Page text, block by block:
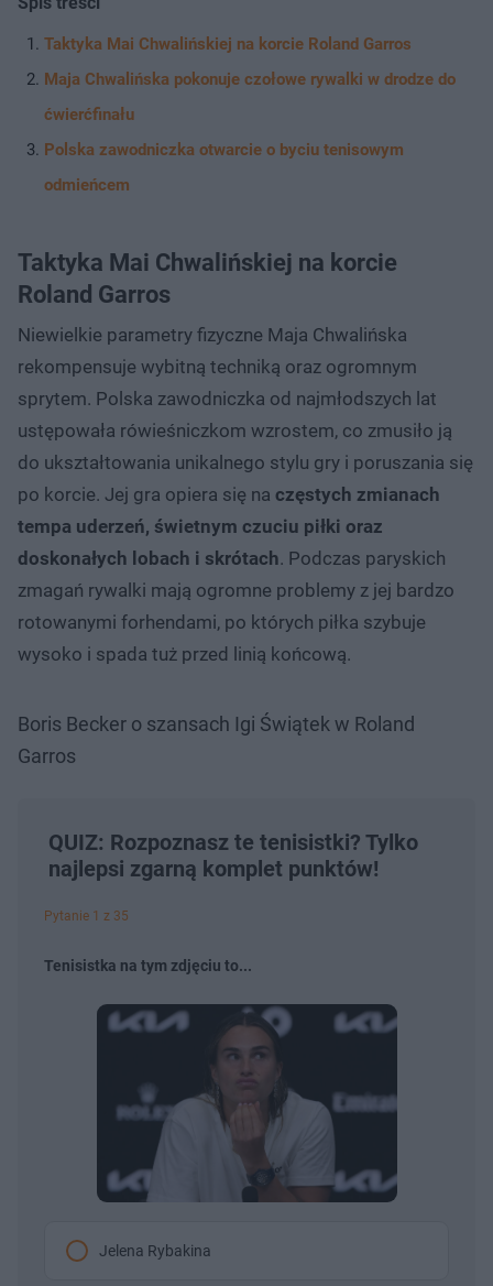
Taktyka Mai Chwalińskiej na korcie Roland Garros
Maja Chwalińska pokonuje czołowe rywalki w drodze do
ćwierćfinału
Polska zawodniczka otwarcie o byciu tenisowym
odmieńcem
Taktyka Mai Chwalińskiej na korcie
Roland Garros
Niewielkie parametry fizyczne Maja Chwalińska
rekompensuje wybitną techniką oraz ogromnym
sprytem. Polska zawodniczka od najmłodszych lat
ustępowała rówieśniczkom wzrostem, co zmusiło ją
do ukształtowania unikalnego stylu gry i poruszania się
po korcie. Jej gra opiera się na częstych zmianach
tempa uderzeń, świetnym czuciu piłki oraz
doskonałych lobach i skrótach. Podczas paryskich
zmagań rywalki mają ogromne problemy z jej bardzo
rotowanymi forhendami, po których piłka szybuje
wysoko i spada tuż przed linią końcową.
Boris Becker o szansach Igi Świątek w Roland
Garros
QUIZ: Rozpoznasz te tenisistki? Tylko
najlepsi zgarną komplet punktów!
Pytanie 1 z 35
Tenisistka na tym zdjęciu to...
Jelena Rybakina